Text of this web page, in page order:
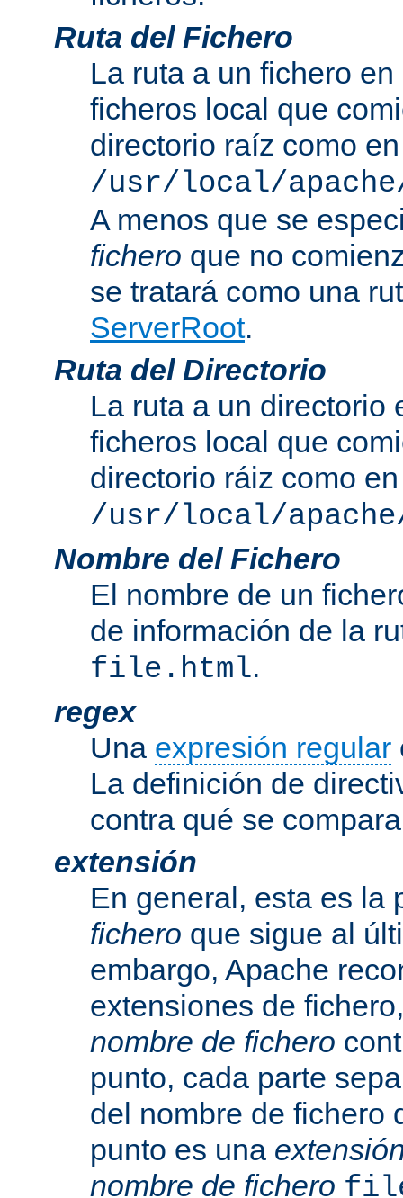
Ruta del Fichero
La ruta a un fichero
ficheros local que
directorio raíz como en
/usr/local/
A menos que se
fichero que no
se tratará como una
ServerRoot.
Ruta del Directorio
La ruta a un directorio
ficheros local que
directorio ráiz como en
/usr/local/
Nombre del Fichero
El nombre de un
de información de la
file.html.
regex
Una expresión regular
La definición de
contra qué se
extensión
En general, esta es la
fichero que sigue al
embargo, Apache
extensiones de
nombre de fichero
punto, cada parte
del nombre de fichero
punto es una
nombre de fichero